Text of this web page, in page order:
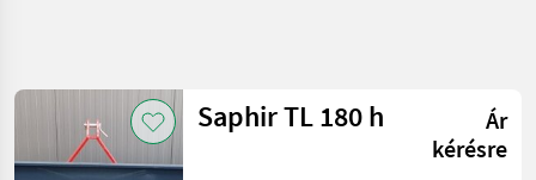
Kategória 4 Ország Szűrők
Saphir TL 180 h
Ár
kérésre